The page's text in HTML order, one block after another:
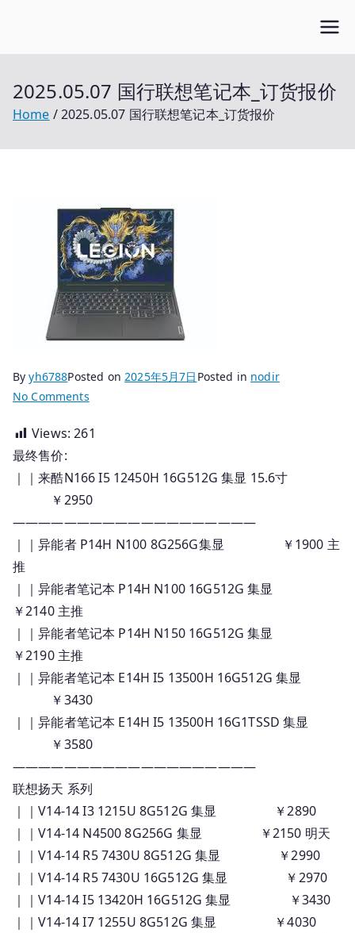
2025.05.07 国行联想笔记本_订货报价
Home 2025.05.07 国行联想笔记本_订货报价
Byyh6788Posted on2025年5月7日 Posted in nodir
No Commentson
国
联
想
本
订
报
Views: 261
最终售价:
｜｜来酷N166 I5 12450H 16G512G 集显 15.6寸
￥2950
———————————————————
｜｜异能者 P14H N100 8G256G集显 ￥1900 主
推
｜｜异能者笔记本 P14H N100 16G512G 集显
￥2140 主推
｜｜异能者笔记本 P14H N150 16G512G 集显
￥2190 主推
｜｜异能者笔记本 E14H I5 13500H 16G512G 集显
￥3430
｜｜异能者笔记本 E14H I5 13500H 16G1TSSD 集显
￥3580
———————————————————
联想扬天 系列
｜｜V14-14 I3 1215U 8G512G 集显 ￥2890
｜｜V14-14 N4500 8G256G 集显 ￥2150 明天
｜｜V14-14 R5 7430U 8G512G 集显 ￥2990
｜｜V14-14 R5 7430U 16G512G 集显 ￥2970
｜｜V14-14 I5 13420H 16G512G 集显 ￥3430
｜｜V14-14 I7 1255U 8G512G 集显 ￥4030